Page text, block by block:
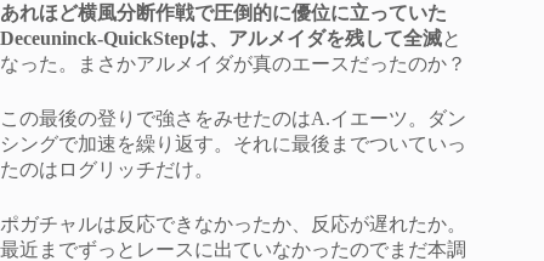
あれほど横風分断作戦で圧倒的に優位に立っていた
Deceuninck-QuickStepは、アルメイダを残して全滅と
なった。まさかアルメイダが真のエースだったのか？
この最後の登りで強さをみせたのはA.イエーツ。ダン
シングで加速を繰り返す。それに最後までついていっ
たのはログリッチだけ。
ポガチャルは反応できなかったか、反応が遅れたか。
最近までずっとレースに出ていなかったのでまだ本調